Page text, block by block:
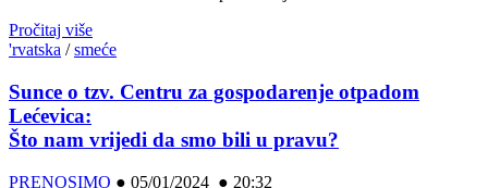
Pročitaj više
'rvatska /smeće
Sunce o tzv. Centru za gospodarenje otpadom
Lećevica:
Što nam vrijedi da smo bili u pravu?
PRENOSIMO ● 05/01/2024 ● 20:32